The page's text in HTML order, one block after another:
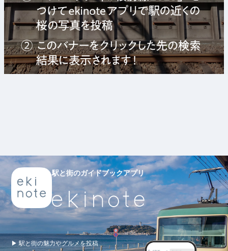
駅と街のガイドブックアプリ
▶ 駅と街の魅力やグルメを投稿